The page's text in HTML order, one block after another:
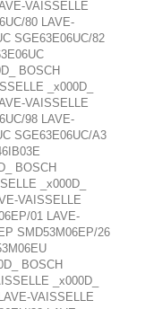
VAISSELLE
80 LAVE-
SGE63E06UC/82
BOSCH
_x000D_
VAISSELLE
98 LAVE-
SGE63E06UC/A3
BOSCH
_x000D_
VAISSELLE
01 LAVE-
SMD53M06EP/26
BOSCH
_x000D_
VAISSELLE